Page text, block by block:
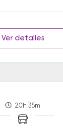
Ver detalles
20h 35m